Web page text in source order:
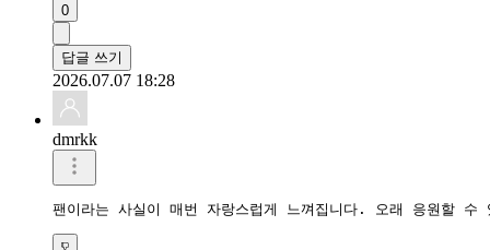
0
답글 쓰기
2026.07.07 18:28
dmrkk
팬이라는 사실이 매번 자랑스럽게 느껴집니다. 오래 응원할 수